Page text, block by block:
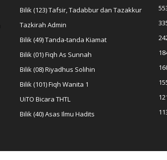
Bilik (123) Tafsir, Tadabbur dan Tazakkur
Tazkirah Admin
Bilik (49) Tanda-tanda Kiamat
Bilik (01) Fiqh As Sunnah
Bilik (08) Riyadhus Solihin
Bilik (101) Fiqh Wanita 1
UiTO Bicara THTL
Bilik (40) Asas Ilmu Hadits